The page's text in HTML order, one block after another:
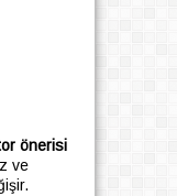
önerisi
ve